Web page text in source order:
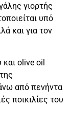
γιορτής
υπό
και για τον
olive oil
από πενήντα
ποικιλίες του